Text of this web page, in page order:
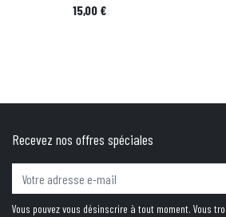
Prix
15,00 €
Recevez nos offres spéciales
Vous pouvez vous désinscrire à tout moment. Vous